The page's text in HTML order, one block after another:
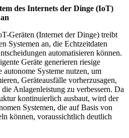
des Internets der Dinge (IoT)
Geräten (Internet der Dinge) treibt
Systemen an, die Echtzeitdaten
automatisieren können.
Geräte generieren riesige
Systeme nutzen, um
Geräteausfälle vorherzusagen,
Anlagenleistung zu verbessern. Da
kontinuierlich ausbaut, wird der
Systemen, die auf Basis von
können, voraussichtlich deutlich